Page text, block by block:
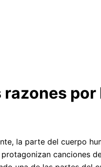
razones
la parte del cuerpo
canciones